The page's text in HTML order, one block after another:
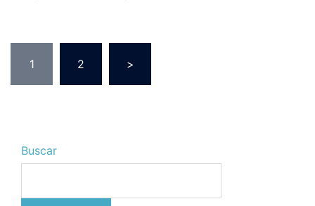
Paginación
1 2 >
Buscar